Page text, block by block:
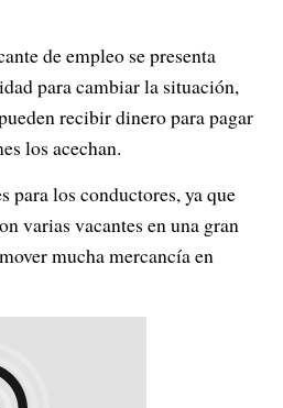
de empleo se presenta
para cambiar la situación,
recibir dinero para pagar
los acechan.
para los conductores, ya que
varias vacantes en una gran
mucha mercancía en